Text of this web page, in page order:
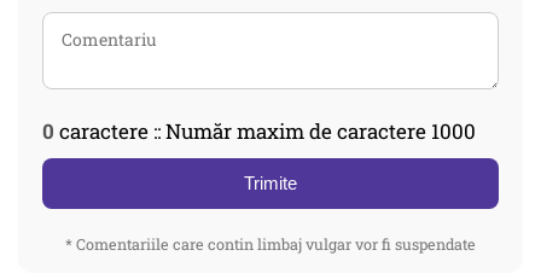
0 caractere :: Număr maxim de caractere 1000
Trimite
* Comentariile care contin limbaj vulgar vor fi suspendate